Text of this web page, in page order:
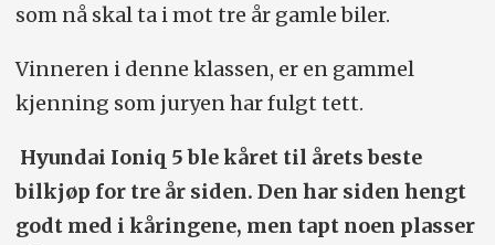
som nå skal ta i mot tre år gamle biler.
Vinneren i denne klassen, er en gammel
kjenning som juryen har fulgt tett.
Hyundai Ioniq 5 ble kåret til årets beste
bilkjøp for tre år siden. Den har siden hengt
godt med i kåringene, men tapt noen plasser